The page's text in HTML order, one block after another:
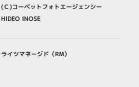
(Ｃ)コーベットフォトエージェンシー
HIDEO INOSE
ライツマネージド（RM）